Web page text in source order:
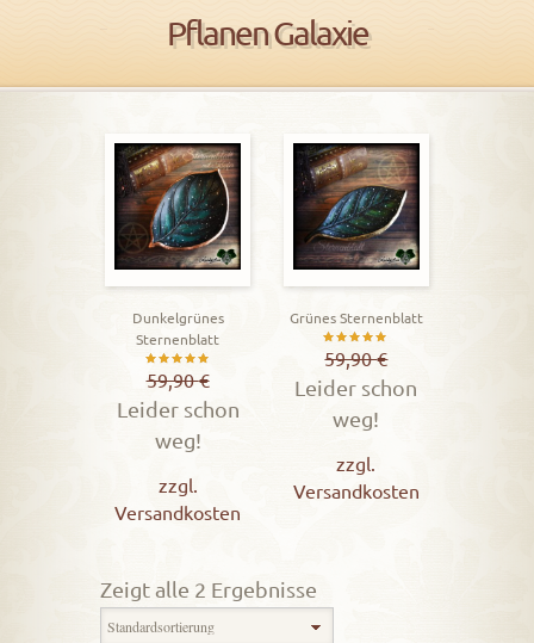
Pflanen Galaxie
Dunkelgrünes
Sternenblatt
Bewertet
mit
5.00
59,90€
Leider schon
weg!
zzgl.
Versandkosten
Grünes Sternenblatt
Bewertet
mit
5.00
59,90€
Leider schon
weg!
zzgl.
Versandkosten
Zeigt alle 2 Ergebnisse